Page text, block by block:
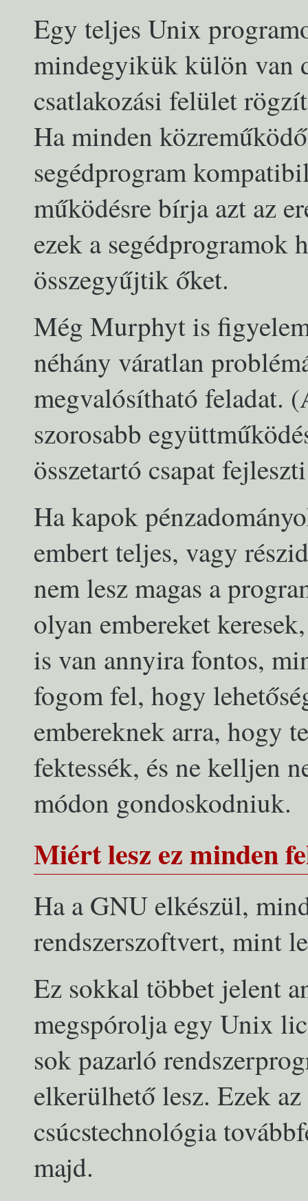
Egy teljes Unix
mindegyikük külön van
csatlakozási felület
Ha minden
segédprogram
működésre bírja azt az
ezek a segédprogramok
összegyűjtik őket.
Még Murphyt is
néhány váratlan
megvalósítható feladat.
szorosabb
összetartó csapat
Ha kapok
embert teljes, vagy
nem lesz magas a
olyan embereket
is van annyira fontos,
fogom fel, hogy
embereknek arra, hogy
fektessék, és ne kelljen
módon gondoskodniuk.
Miért lesz ez minden
Ha a GNU elkészül,
rendszerszoftvert, mint
Ez sokkal többet jelent
megspórolja egy Unix
sok pazarló
elkerülhető lesz. Ezek
csúcstechnológia
majd.